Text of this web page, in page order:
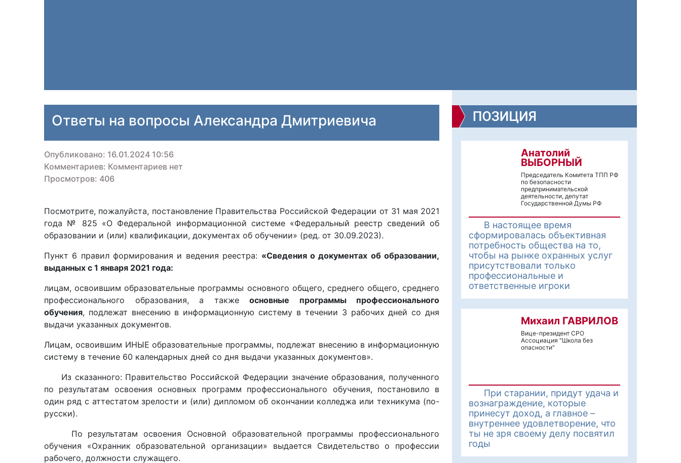
Ответы на вопросы Александра Дмитриевича
Опубликовано: 16.01.2024 10:56
Комментариев: Комментариев нет
Просмотров: 406
Посмотрите, пожалуйста, постановление Правительства Российской Федерации от 31 мая 2021
года № 825 «О Федеральной информационной системе «Федеральный реестр сведений об
образовании и (или) квалификации, документах об обучении» (ред. от 30.09.2023).
Пункт 6 правил формирования и ведения реестра: «Сведения о документах об образовании,
выданных с 1 января 2021 года:
лицам, освоившим образовательные программы основного общего, среднего общего, среднего
профессионального образования, а также основные программы профессионального
обучения, подлежат внесению в информационную систему в течении 3 рабочих дней со дня
выдачи указанных документов.
Лицам, освоившим ИНЫЕ образовательные программы, подлежат внесению в информационную
систему в течение 60 календарных дней со дня выдачи указанных документов».
Из сказанного: Правительство Российской Федерации значение образования, полученного
по результатам освоения основных программ профессионального обучения, постановило в
один ряд с аттестатом зрелости и (или) дипломом об окончании колледжа или техникума (по-
русски).
По результатам освоения Основной образовательной программы профессионального
обучения «Охранник образовательной организации» выдается Свидетельство о профессии
рабочего, должности служащего.
Анатолий
ВЫБОРНЫЙ
Председатель Комитета ТПП РФ
по безопасности
предпринимательской
деятельности, депутат
Государственной Думы РФ
В настоящее время
сформировалась объективная
потребность общества на то,
чтобы на рынке охранных услуг
присутствовали только
профессиональные и
ответственные игроки
Михаил ГАВРИЛОВ
Вице-президент СРО
Ассоциация "Школа без
опасности"
При старании, придут удача и
вознаграждение, которые
принесут доход, а главное –
внутреннее удовлетворение, что
ты не зря своему делу посвятил
годы